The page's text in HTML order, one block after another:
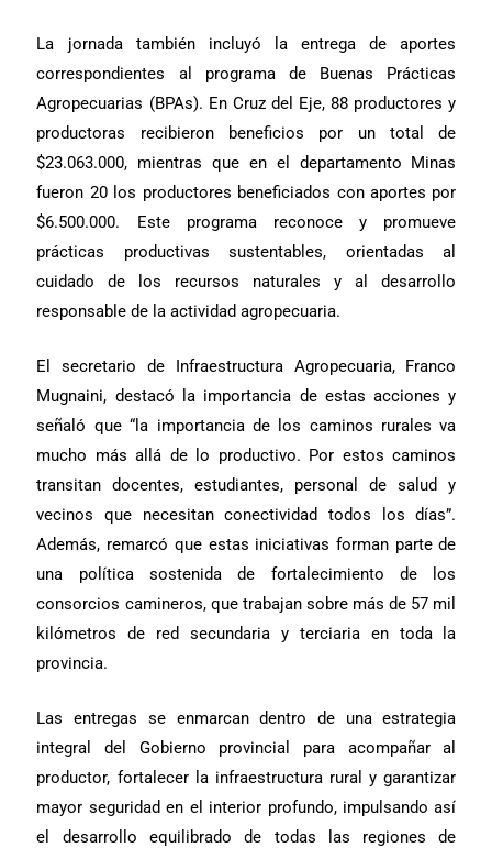
La jornada también incluyó la entrega de aportes
correspondientes al programa de Buenas Prácticas
Agropecuarias (BPAs). En Cruz del Eje, 88 productores y
productoras recibieron beneficios por un total de
$23.063.000, mientras que en el departamento Minas
fueron 20 los productores beneficiados con aportes por
$6.500.000. Este programa reconoce y promueve
prácticas productivas sustentables, orientadas al
cuidado de los recursos naturales y al desarrollo
responsable de la actividad agropecuaria.
El secretario de Infraestructura Agropecuaria, Franco
Mugnaini, destacó la importancia de estas acciones y
señaló que “la importancia de los caminos rurales va
mucho más allá de lo productivo. Por estos caminos
transitan docentes, estudiantes, personal de salud y
vecinos que necesitan conectividad todos los días”.
Además, remarcó que estas iniciativas forman parte de
una política sostenida de fortalecimiento de los
consorcios camineros, que trabajan sobre más de 57 mil
kilómetros de red secundaria y terciaria en toda la
provincia.
Las entregas se enmarcan dentro de una estrategia
integral del Gobierno provincial para acompañar al
productor, fortalecer la infraestructura rural y garantizar
mayor seguridad en el interior profundo, impulsando así
el desarrollo equilibrado de todas las regiones de